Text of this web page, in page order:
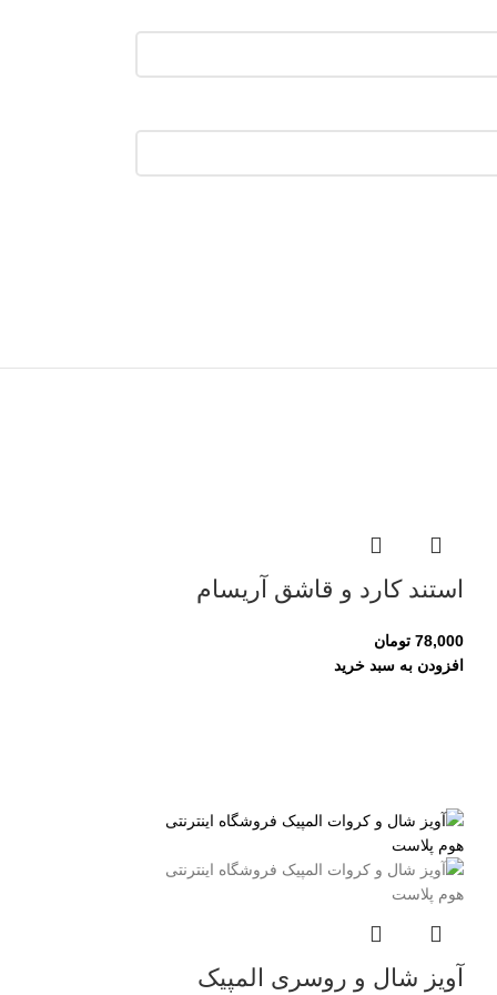
استند کارد و قاشق آریسام
78,000 تومان
افزودن به سبد خرید
آویز شال و روسری المپیک